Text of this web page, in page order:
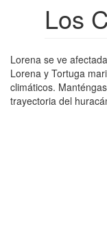
Los
Lorena se ve
Lorena y Tortuga
climáticos.
trayectoria del